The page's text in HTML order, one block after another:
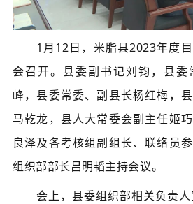
1月12日，米脂县2023年度
会召开。县委副书记刘钧，县委
峰，县委常委、副县长杨红梅，
马乾龙，县人大常委会副主任姬
良泽及各考核组副组长、联络员
组织部部长吕明韬主持会议。
会上，县委组织部相关负责